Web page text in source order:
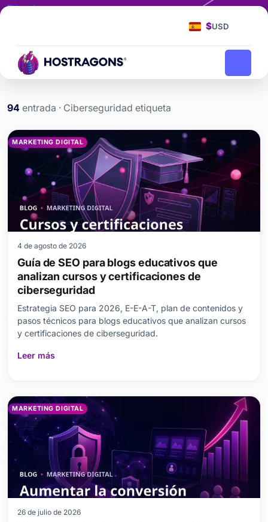
$USD
Etiqueta
Página principal blog Ciberseguridad
94 entrada · Ciberseguridad etiqueta
Ciberseguridad etiketi
MARKETING DIGITAL
4 de agosto de 2026
Guía de SEO para blogs educativos que
analizan cursos y certificaciones de
ciberseguridad
Estrategia SEO para 2026, E-E-A-T, plan de contenidos y
pasos técnicos para blogs educativos que analizan cursos
y certificaciones de ciberseguridad.
Leer más
MARKETING DIGITAL
26 de julio de 2026